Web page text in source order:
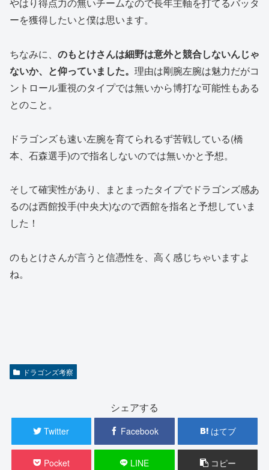
ーを獲得したいと僕は思います。
ちなみに、 のもとけさんは細野は意外と競合しないんじゃ
ないか、と仰っていました。 理由は剛腕左腕は魅力だがコ
ントロール重視のタイプでは無いから博打な可能性もある
とのこと。
ドラゴンズも速い左腕を育てられるず苦戦している(橋
本、石森選手)ので指名しないのでは無いかと予想。
そして確実性があり、まとまったタイプでドラゴンズ感あ
るのは西館投手(中央大)なので西館を指名と予想していま
した！
のもとけさんが言うと信憑性を、高く感じちゃいますよ
ね。
ドラゴンズ考察
シェアする
Twitter Facebook はてブ
Pocket LINE コピー